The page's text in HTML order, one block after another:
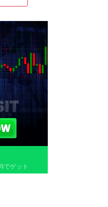
でゲット